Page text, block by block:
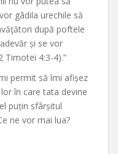
gâdila urechile să
după poftele
și se vor
Timotei 4:3-4).”
permit să îmi afișez
în care tata devine
puțin sfârșitul
ne vor mai lua?